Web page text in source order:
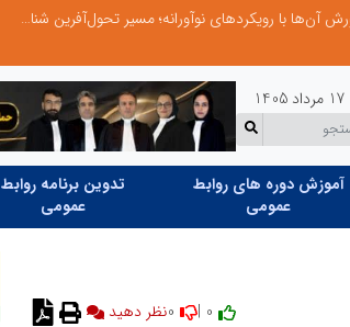
از کشف استعدادهای ناب تا پرورش آن‌ها با رویکردهای نوآورانه؛ مسیر تحول‌آفرین شنای ایران در سطح جهانی
آموزش دوره های روابط
عمومی
تدوین برنامه روابط
عمومی